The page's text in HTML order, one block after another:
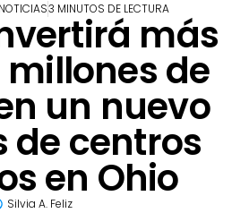
NOTICIAS3 MINUTOS DE LECTURA
más
millones de
un nuevo
de centros
en Ohio
Silvia A. Feliz